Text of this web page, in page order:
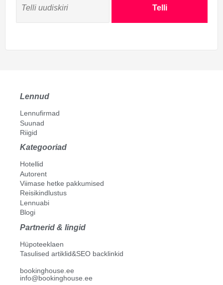
Telli
Lennud
Lennufirmad
Suunad
Riigid
Kategooriad
Hotellid
Autorent
Viimase hetke pakkumised
Reisikindlustus
Lennuabi
Blogi
Partnerid & lingid
Hüpoteeklaen
Tasulised artiklid&SEO backlinkid
bookinghouse.ee
info@bookinghouse.ee